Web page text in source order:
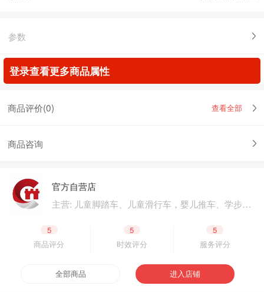
参数
登录查看更多商品属性
商品评价(0) 查看全部
商品咨询
官方自营店
主营: 儿童脚踏车、儿童滑行车，婴儿推车、学步
品、户外用品，母婴用品、婴童用品，电子玩具、
益智玩具，公园设施、广场游乐，成人脚踏车、成
件、电动车零配件，生产原材料、包装原材料，产
品外包装、产品内包装，生产设备、五金工具，采
5
商品评分
5
时效评分
5
服务评分
全部商品 进入店铺